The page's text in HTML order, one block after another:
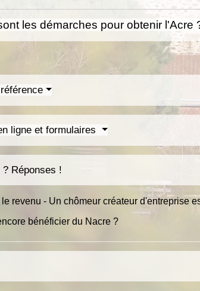
les démarches pour obtenir l'Acre
ligne et formulaires
Réponses !
le revenu - Un chômeur créateur d'entreprise
bénéficier du Nacre ?